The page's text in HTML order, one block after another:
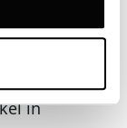
in